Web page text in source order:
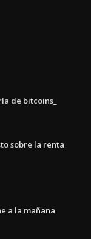
de bitcoins_
sobre la renta
a la mañana